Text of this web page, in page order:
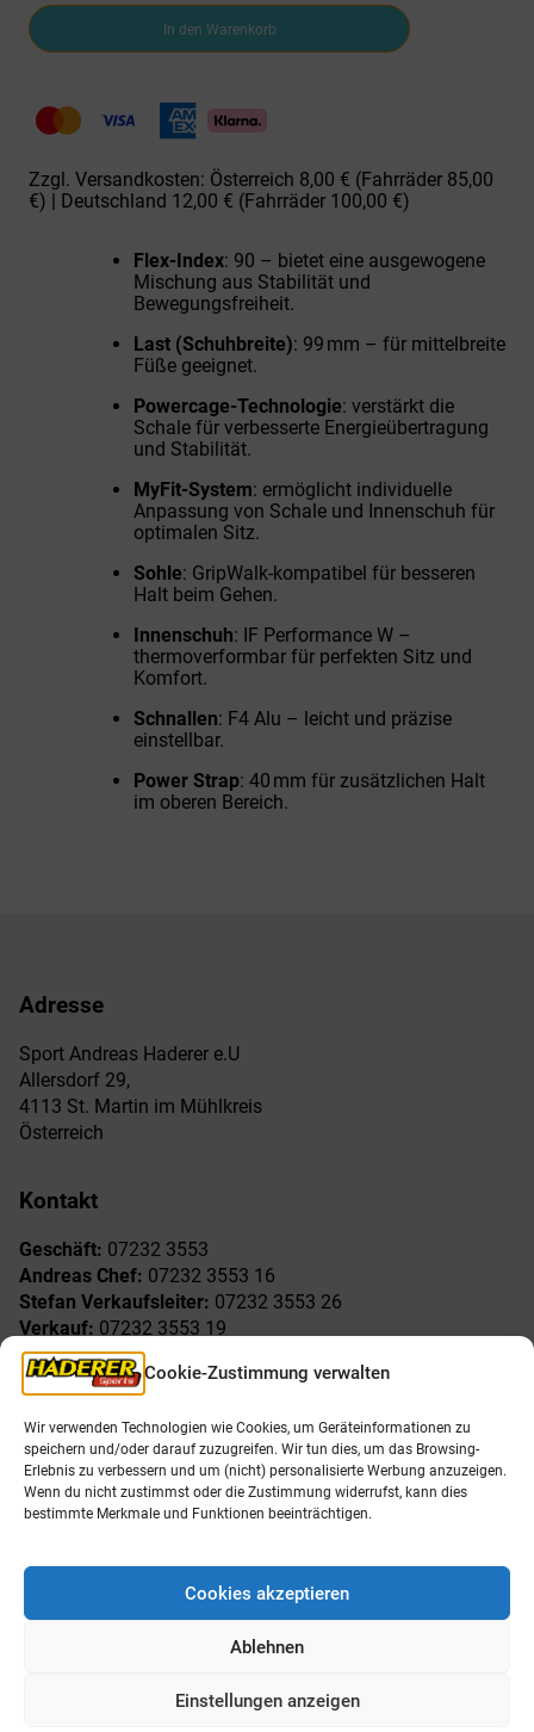
Cookie-Zustimmung verwalten
Wir verwenden Technologien wie Cookies, um Geräteinformationen zu
speichern und/oder darauf zuzugreifen. Wir tun dies, um das Browsing-
Erlebnis zu verbessern und um (nicht) personalisierte Werbung anzuzeigen.
Wenn du nicht zustimmst oder die Zustimmung widerrufst, kann dies
bestimmte Merkmale und Funktionen beeinträchtigen.
Cookies akzeptieren
Ablehnen
Einstellungen anzeigen
Dalbello
DS
90
Black/Red
Menge
In den Warenkorb
Zzgl. Versandkosten: Österreich 8,00 € (Fahrräder 85,00
€) | Deutschland 12,00 € (Fahrräder 100,00 €)
Flex-Index: 90 – bietet eine ausgewogene
Mischung aus Stabilität und
Bewegungsfreiheit.
Last (Schuhbreite): 99 mm – für mittelbreite
Füße geeignet.
Powercage-Technologie: verstärkt die
Schale für verbesserte Energieübertragung
und Stabilität.
MyFit-System: ermöglicht individuelle
Anpassung von Schale und Innenschuh für
optimalen Sitz.
Sohle: GripWalk-kompatibel für besseren
Halt beim Gehen.
Innenschuh: IF Performance W –
thermoverformbar für perfekten Sitz und
Komfort.
Schnallen: F4 Alu – leicht und präzise
einstellbar.
Power Strap: 40 mm für zusätzlichen Halt
im oberen Bereich.
Adresse
Sport Andreas Haderer e.U
Allersdorf 29,
4113 St. Martin im Mühlkreis
Österreich
Kontakt
Geschäft: 07232 3553
Andreas Chef: 07232 3553 16
Stefan Verkaufsleiter: 07232 3553 26
Verkauf: 07232 3553 19
Reklamationen:
Freude am Sport
AGB
Impressum
Datenschutzerklärung
Allgemeines
Öffnungszeiten
Unser Team